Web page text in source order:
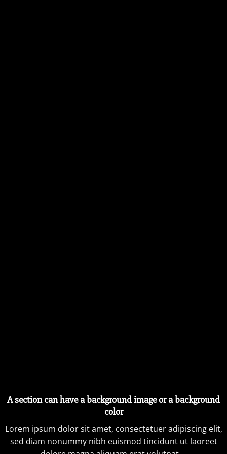
A section can have a background image or a background
color
Lorem ipsum dolor sit amet, consectetuer adipiscing elit,
sed diam nonummy nibh euismod tincidunt ut laoreet